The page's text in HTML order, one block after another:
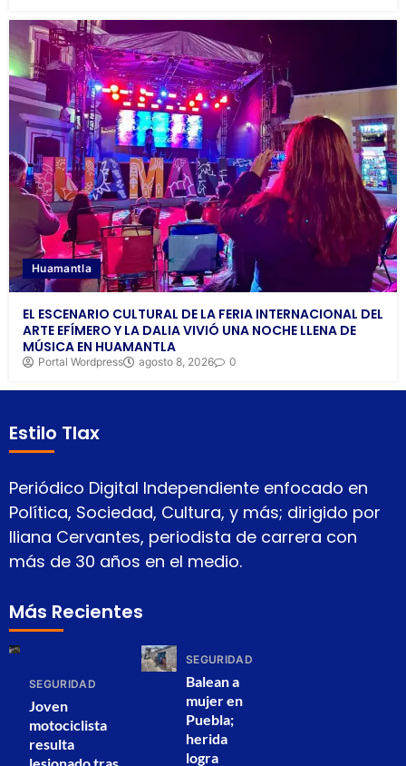
Huamantla
EL ESCENARIO CULTURAL DE LA FERIA INTERNACIONAL DEL
ARTE EFÍMERO Y LA DALIA VIVIÓ UNA NOCHE LLENA DE
MÚSICA EN HUAMANTLA
Portal Wordpress agosto 8, 2026 0
Estilo Tlax
Periódico Digital Independiente enfocado en
Política, Sociedad, Cultura, y más; dirigido por
Iliana Cervantes, periodista de carrera con
más de 30 años en el medio.
Más Recientes
SEGURIDAD
Joven
motociclista
resulta
lesionado tras
SEGURIDAD
Balean a
mujer en
Puebla;
herida
logra